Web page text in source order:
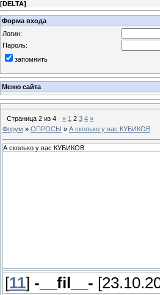
[DELTA]
Форма входа
Логин:
Пароль:
запомнить
Меню сайта
Страница 2 из 4 « 1 2 3 4 »
Форум » ОПРОСЫ » А сколько у вас КУБИКОВ
А сколько у вас КУБИКОВ
[11] -__fil__-